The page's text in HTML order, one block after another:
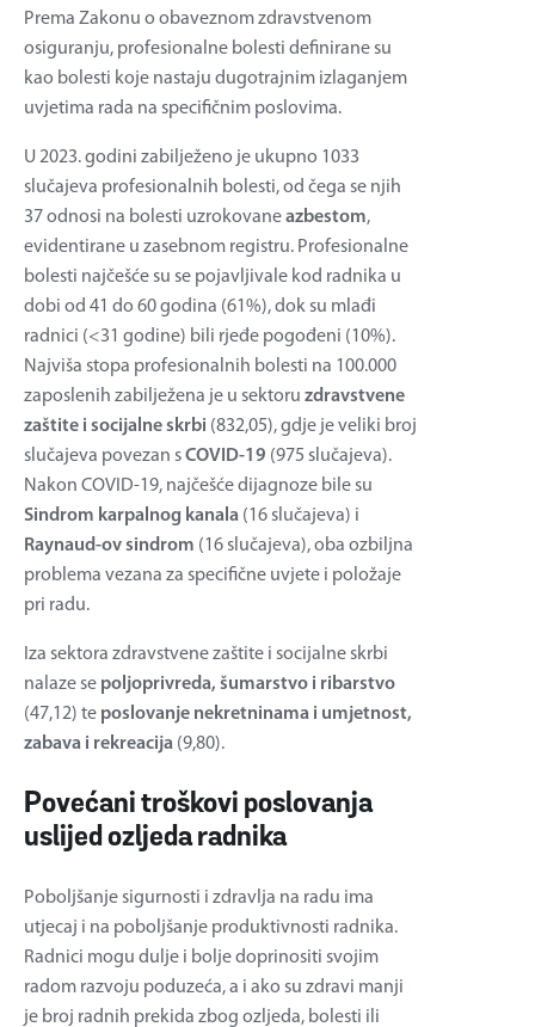
Prema Zakonu o obaveznom zdravstvenom
osiguranju, profesionalne bolesti definirane su
kao bolesti koje nastaju dugotrajnim izlaganjem
uvjetima rada na specifičnim poslovima.
U 2023. godini zabilježeno je ukupno 1033
slučajeva profesionalnih bolesti, od čega se njih
37 odnosi na bolesti uzrokovaneazbestom,
evidentirane u zasebnom registru. Profesionalne
bolesti najčešće su se pojavljivale kod radnika u
dobi od 41 do 60 godina (61%), dok su mlađi
radnici (<31 godine) bili rjeđe pogođeni (10%).
Najviša stopa profesionalnih bolesti na 100.000
zaposlenih zabilježena je u sektoru zdravstvene
zaštite i socijalne skrbi (832,05), gdje je veliki broj
slučajeva povezan sCOVID-19 (975 slučajeva).
Nakon COVID-19, najčešće dijagnoze bile su
Sindrom karpalnog kanala (16 slučajeva) i
Raynaud-ov sindrom (16 slučajeva), oba ozbiljna
problema vezana za specifične uvjete i položaje
pri radu.
Iza sektora zdravstvene zaštite i socijalne skrbi
nalaze se poljoprivreda, šumarstvo i ribarstvo
(47,12) te poslovanje nekretninama i umjetnost,
zabava i rekreacija (9,80).
Povećani troškovi poslovanja
uslijed ozljeda radnika
Poboljšanje sigurnosti i zdravlja na radu ima
utjecaj i na poboljšanje produktivnosti radnika.
Radnici mogu dulje i bolje doprinositi svojim
radom razvoju poduzeća, a i ako su zdravi manji
je broj radnih prekida zbog ozljeda, bolesti ili